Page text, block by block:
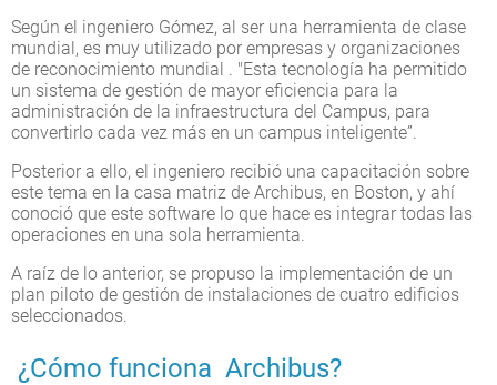
Según el ingeniero Gómez, al ser una herramienta de clase
mundial, es muy utilizado por empresas y organizaciones
de reconocimiento mundial . "Esta tecnología ha permitido
un sistema de gestión de mayor eficiencia para la
administración de la infraestructura del Campus, para
convertirlo cada vez más en un campus inteligente”.
Posterior a ello, el ingeniero recibió una capacitación sobre
este tema en la casa matriz de Archibus, en Boston, y ahí
conoció que este software lo que hace es integrar todas las
operaciones en una sola herramienta.
A raíz de lo anterior, se propuso la implementación de un
plan piloto de gestión de instalaciones de cuatro edificios
seleccionados.
¿Cómo funciona Archibus?